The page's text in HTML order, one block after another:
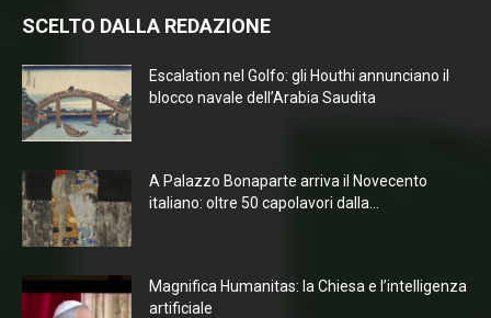
SCELTO DALLA REDAZIONE
Escalation nel Golfo: gli Houthi annunciano il
blocco navale dell’Arabia Saudita
A Palazzo Bonaparte arriva il Novecento
italiano: oltre 50 capolavori dalla...
Magnifica Humanitas: la Chiesa e l’intelligenza
artificiale